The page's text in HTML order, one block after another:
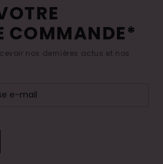
COMMANDE*
nos dernières actus et nos